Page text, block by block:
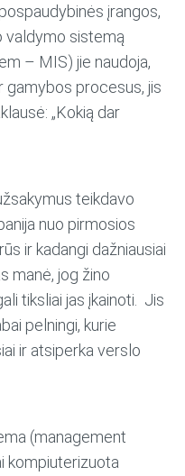
įrangos,
valdymo sistemą
– MIS) jie naudoja,
gamybos procesus, jis
„Kokią dar
teikdavo
nuo pirmosios
ir kadangi dažniausiai
manė, jog žino
tiksliai jas įkainoti. Jis
pelningi, kurie
ir atsiperka verslo
(management
kompiuterizuota